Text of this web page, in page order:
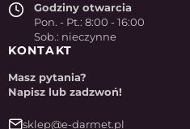
Godziny otwarcia
Pon. - Pt.: 8:00 - 16:00
Sob.: nieczynne
KONTAKT
Masz pytania?
Napisz lub zadzwoń!
sklep@e-darmet.pl